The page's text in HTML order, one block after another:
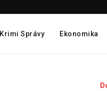
Krimi Správy Ekonomika